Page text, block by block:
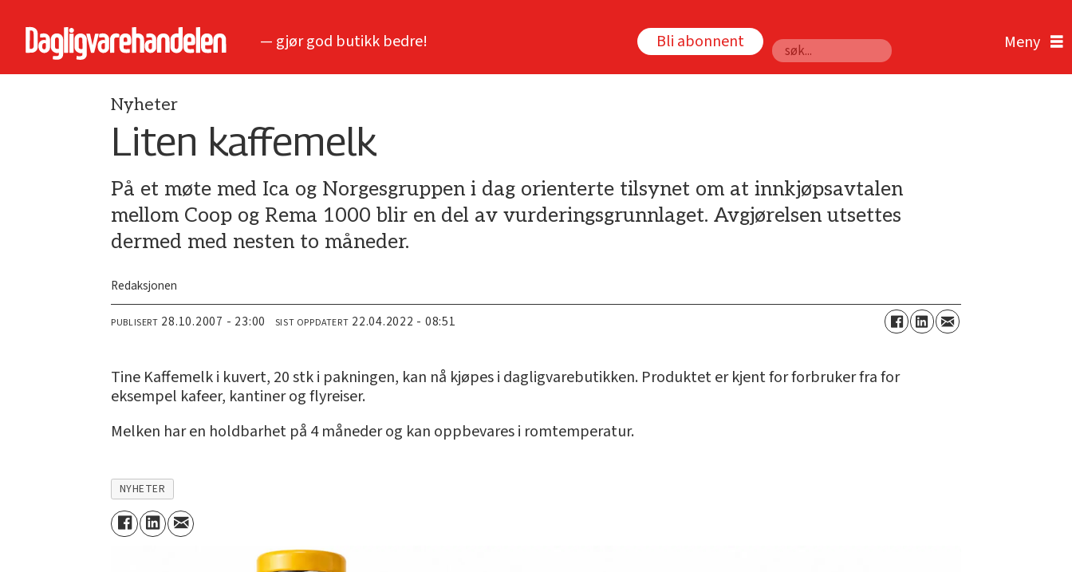
— gjør god butikk bedre! Bli abonnent
Søk
Nyheter
Liten kaffemelk
På et møte med Ica og Norgesgruppen i dag orienterte tilsynet om at innkjøpsavtalen
mellom Coop og Rema 1000 blir en del av vurderingsgrunnlaget. Avgjørelsen utsettes
dermed med nesten to måneder.
Redaksjonen
PUBLISERT 28.10.2007 - 23:00 SIST OPPDATERT 22.04.2022 - 08:51
Tine Kaffemelk i kuvert, 20 stk i pakningen, kan nå kjøpes i dagligvarebutikken. Produktet er kjent for forbruker fra for
eksempel kafeer, kantiner og flyreiser.
Melken har en holdbarhet på 4 måneder og kan oppbevares i romtemperatur.
NYHETER